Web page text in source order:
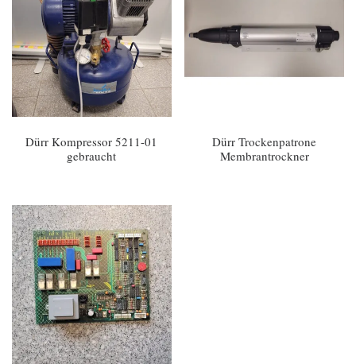
Dürr Kompressor 5211-01
gebraucht
Dürr Trockenpatrone
Membrantrockner